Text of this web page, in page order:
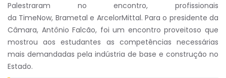
Palestraram no encontro, profissionais
da TimeNow, Brametal e ArcelorMittal. Para o presidente da
Câmara, Antônio Falcão, foi um encontro proveitoso que
mostrou aos estudantes as competências necessárias
mais demandadas pela indústria de base e construção no
Estado.